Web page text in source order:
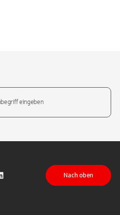
auf TikTokauf LinkedIn
Nach oben